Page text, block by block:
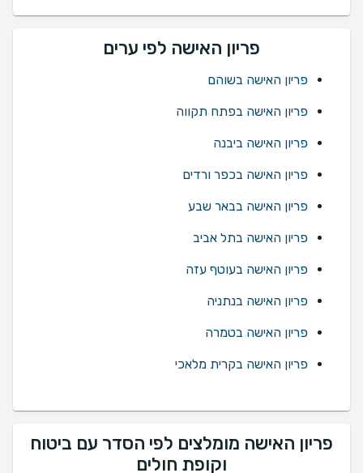
פריון האישה לפי ערים
פריון האישה בשוהם
פריון האישה בפתח תקווה
פריון האישה ביבנה
פריון האישה בכפר ורדים
פריון האישה בבאר שבע
פריון האישה בתל אביב
פריון האישה בעוטף עזה
פריון האישה בנתניה
פריון האישה בטמרה
פריון האישה בקרית מלאכי
פריון האישה מומלצים לפי הסדר עם ביטוח
וקופת חולים